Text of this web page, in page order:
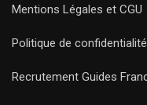
Mentions Légales et CGU
Politique de confidentialité
Recrutement Guides